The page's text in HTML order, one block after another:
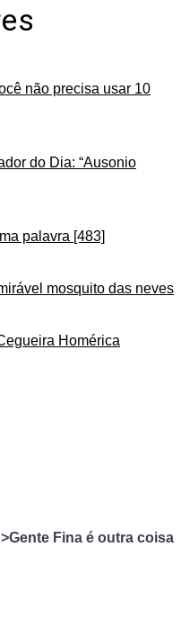
não precisa usar 10
do Dia: “Ausonio
palavra [483]
mosquito das neves
Homérica
>Gente Fina é outra coisa